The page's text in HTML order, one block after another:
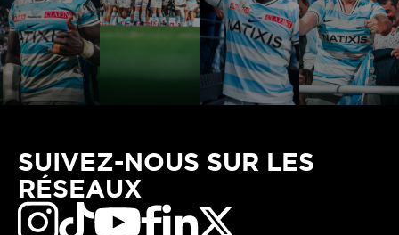
SUIVEZ-NOUS SUR LES
RÉSEAUX